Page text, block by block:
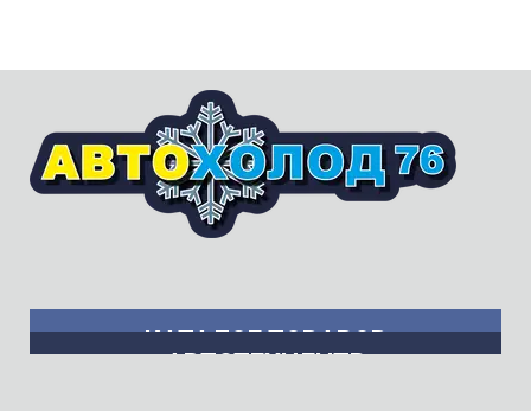
КАТАЛОГ ТОВАРОВ
АВТОТЕХЦЕНТР